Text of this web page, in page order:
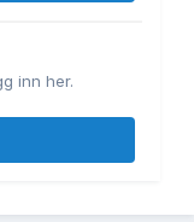
inn her.